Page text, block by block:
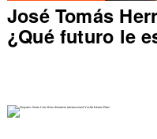
José Tomás
¿Qué futuro le